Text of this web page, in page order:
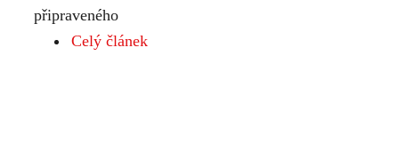
připraveného
Celý článek